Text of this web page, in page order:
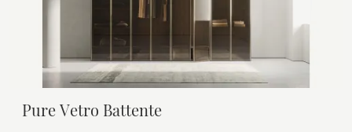
Pure Vetro Battente